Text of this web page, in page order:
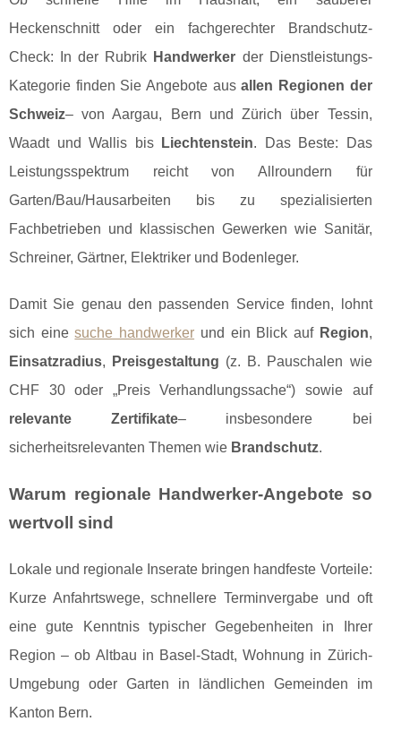
Heckenschnitt oder ein fachgerechter Brandschutz-
Check: In der Rubrik Handwerker der Dienstleistungs-
Kategorie finden Sie Angebote ausallen Regionen der
Schweiz– von Aargau, Bern und Zürich über Tessin,
Waadt und Wallis bis
Liechtenstein. Das Beste: Das
Leistungsspektrum reicht von Allroundern für
Garten/Bau/Hausarbeiten bis zu spezialisierten
Fachbetrieben und klassischen Gewerken wie Sanitär,
Schreiner, Gärtner, Elektriker und Bodenleger.
Damit Sie genau den passenden Service finden, lohnt
sich einesuche handwerker und ein Blick auf Region,
Einsatzradius, Preisgestaltung (z. B. Pauschalen wie
CHF 30 oder „Preis Verhandlungssache“) sowie auf
relevante Zertifikate– insbesondere bei
sicherheitsrelevanten Themen wie Brandschutz.
Warum regionale Handwerker-Angebote so
wertvoll sind
Lokale und regionale Inserate bringen handfeste Vorteile:
Kurze Anfahrtswege, schnellere Terminvergabe und oft
eine gute Kenntnis typischer Gegebenheiten in Ihrer
Region – ob Altbau in Basel-Stadt, Wohnung in Zürich-
Umgebung oder Garten in ländlichen Gemeinden im
Kanton Bern.